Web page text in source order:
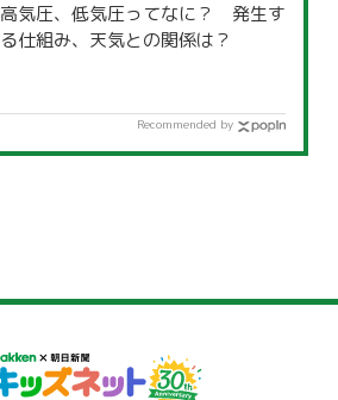
高気圧、低気圧ってなに？ 発生す
る仕組み、天気との関係は？
Recommended by